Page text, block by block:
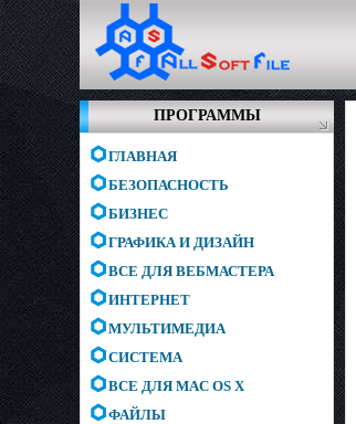
ПРОГРАММЫ
ГЛАВНАЯ
БЕЗОПАСНОСТЬ
БИЗНЕС
ГРАФИКА И ДИЗАЙН
ВСЕ ДЛЯ ВЕБМАСТЕРА
ИНТЕРНЕТ
МУЛЬТИМЕДИА
СИСТЕМА
ВСЕ ДЛЯ MAC OS X
ФАЙЛЫ